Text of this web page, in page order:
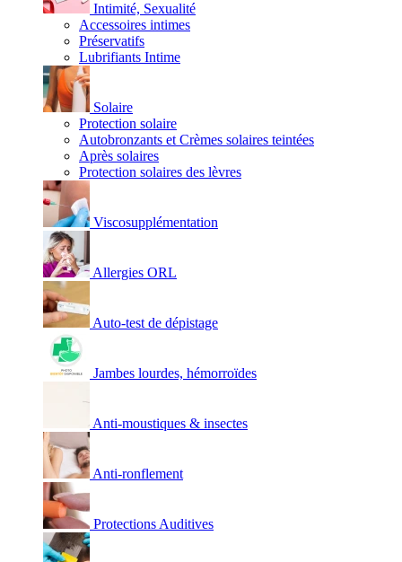
Intimité, Sexualité
Accessoires intimes
Préservatifs
Lubrifiants Intime
Solaire
Protection solaire
Autobronzants et Crèmes solaires teintées
Après solaires
Protection solaires des lèvres
Viscosupplémentation
Allergies ORL
Auto-test de dépistage
Jambes lourdes, hémorroïdes
Anti-moustiques & insectes
Anti-ronflement
Protections Auditives